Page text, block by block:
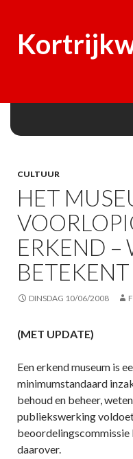
CULTUUR
HET
ERKEND –
DINSDAG 10/06/2008
(MET UPDATE)
Een erkend museum is
minimumstandaard
behoud en beheer,
publiekswerking
daarover.